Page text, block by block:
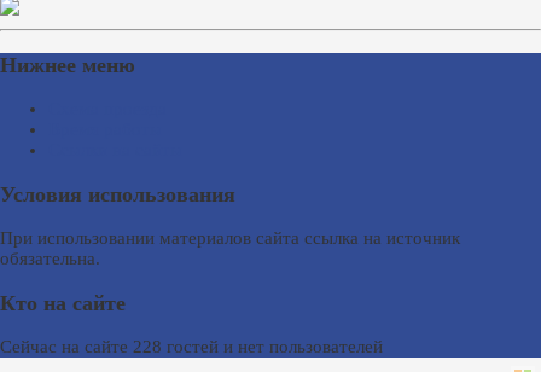
Нижнее меню
Условия использования
При использовании материалов сайта ссылка на источник
обязательна.
Кто на сайте
Сейчас на сайте 228 гостей и нет пользователей